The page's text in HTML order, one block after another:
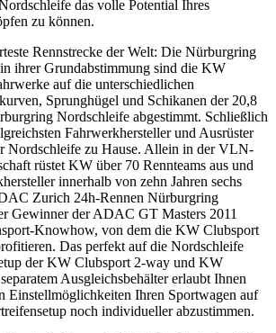
das volle Potential Ihres
zu können.
Rennstrecke der Welt: Die Nürburgring
ihrer Grundabstimmung sind die KW
auf die unterschiedlichen
Sprunghügel und Schikanen der 20,8
Nordschleife abgestimmt. Schließlich
Fahrwerkhersteller und Ausrüster
Nordschleife zu Hause. Allein in der VLN-
rüstet KW über 70 Rennteams aus und
innerhalb von zehn Jahren sechs
Zurich 24h-Rennen Nürburgring
Gewinner der ADAC GT Masters 2011
Knowhow, von dem die KW Clubsport
Das perfekt auf die Nordschleife
der KW Clubsport 2-way und KW
Ausgleichsbehälter erlaubt Ihnen
Einstellmöglichkeiten Ihren Sportwagen auf
noch individueller abzustimmen.